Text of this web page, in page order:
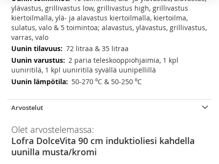
ylävastus, grillivastus low, grillivastus high, grillivastus
kiertoilmalla, ylä- ja alavastus kiertoilmalla, kiertoilma,
sulatus, valo & 5 toimintoa; alavastus, ylävastus, grillivastus,
varras, valo
72 litraa & 35 litraa
2 paria teleskooppiohjaimia, 1 kpl
uuniritilä, 1 kpl uuniritilä syvällä uunipellillä
50-270 ⁰C & 50-250 ⁰C
Arvostelut
Olet arvostelemassa:
Lofra DolceVita 90 cm induktioliesi kahdella
uunilla musta/kromi